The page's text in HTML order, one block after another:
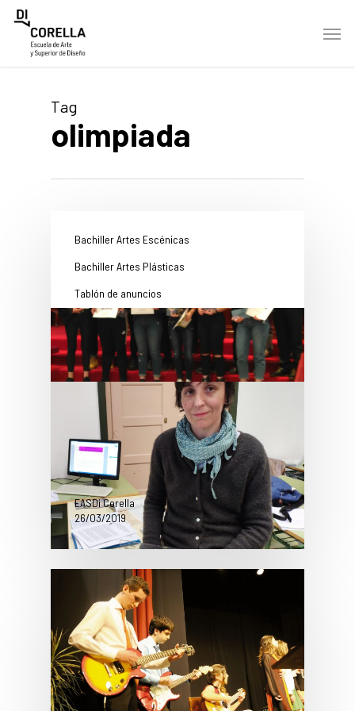
Skip
Menu
Tag
olimpiada
Bachiller Artes Escénicas
Bachiller Artes Plásticas
Tablón de anuncios
La clase de 1º bachillerato A
gana un segundo premio en la
Olimpiada de Filosofía de
Navarra
¡Estamos de enhorabuena! La
clase de primero de bachillerato A
obtiene el segundo premio en…
EASDi Corella
26/03/2019